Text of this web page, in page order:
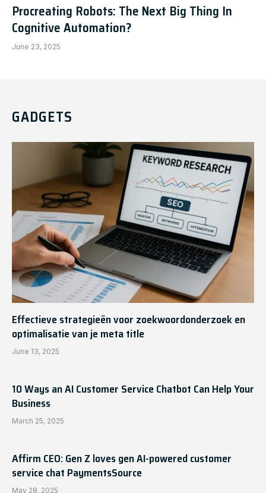
Procreating Robots: The Next Big Thing In
Cognitive Automation?
June 23, 2025
GADGETS
Effectieve strategieën voor zoekwoordonderzoek en
optimalisatie van je meta title
June 13, 2025
10 Ways an AI Customer Service Chatbot Can Help Your
Business
March 25, 2025
Affirm CEO: Gen Z loves gen AI-powered customer
service chat PaymentsSource
May 28, 2025